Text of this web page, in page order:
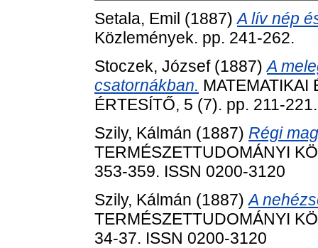
Setala, Emil (1887)A lív nép
Közlemények. pp. 241-262.
Stoczek, József(1887)A
csatornákban. MATEMATIKAI
ÉRTESÍTŐ, 5 (7). pp. 211-221.
Szily, Kálmán (1887) Régi
TERMÉSZETTUDOMÁNYI
353-359. ISSN 0200-3120
Szily, Kálmán (1887)A
TERMÉSZETTUDOMÁNYI
34-37. ISSN 0200-3120